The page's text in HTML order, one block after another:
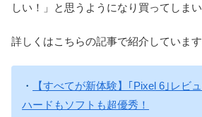
しい！」と思うようになり買ってしま
詳しくはこちらの記事で紹介しています
・
【すべてが新体験】｢Pixel 6｣レビ
ハードもソフトも超優秀！